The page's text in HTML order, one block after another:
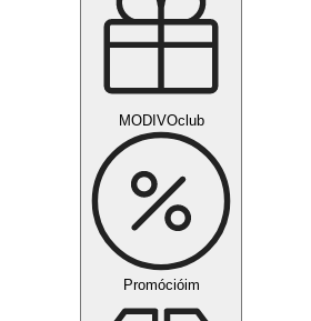
MODIVOclub
Promócióim